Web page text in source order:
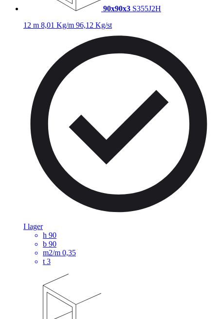
90x90x3 S355J2H
12 m 8,01 Kg/m 96,12 Kg/st
I lager
h 90
b 90
m2/m 0,35
t 3